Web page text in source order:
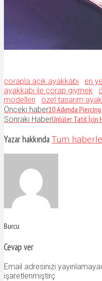
çorapla açık ayakkabı en
ayakkabı ile çorap giymek
modelleri
özel tasarım
Önceki haber10 Adımda
Sonraki HaberÜnlüler Tatil İçin
Yazar hakkındaTüm
Burcu
Cevap ver
Email adresinizi
işaretlenmiştirç